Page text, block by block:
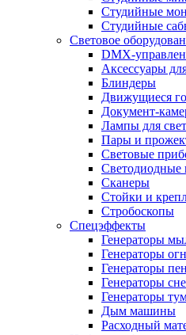
Студийные
Студийные
Световое
DMX-
Аксессуары
Блиндеры
Движущиеся
Документ-
Лампы для
Пары и
Световые
Светодиодные
Сканеры
Стойки и
Стробоскопы
Спецэффекты
Генераторы
Генераторы
Генераторы
Генераторы
Генераторы
Дым машины
Расходный